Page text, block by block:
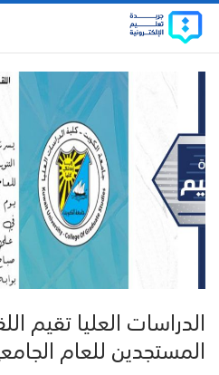
الدراسات العليا تقيم
المستجدين للعام الجامعي